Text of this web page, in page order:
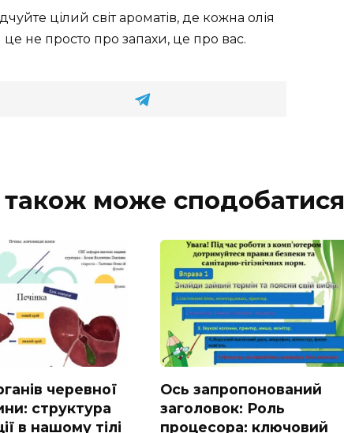
цілий світ ароматів, де кожна олія
це не просто про запахи, це про вас.
може сподобатися
черевної
структура
в нашому тілі
Ось запропонований
заголовок: Роль
процесора: ключовий